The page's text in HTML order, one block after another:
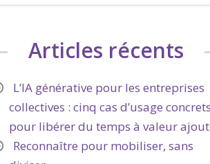
Articles récents
L’IA générative pour les entreprises
collectives : cinq cas d’usage concrets
pour libérer du temps à valeur
Reconnaître pour mobiliser, sans